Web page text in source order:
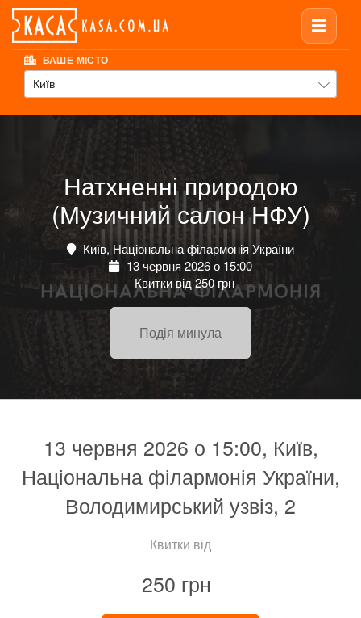
ВАШЕ МІСТО
Київ
Натхненні природою
(Музичний салон НФУ)
Київ, Національна філармонія України
13 червня 2026 о 15:00
Квитки від 250 грн
Подія минула
13 червня 2026 о 15:00, Київ,
Національна філармонія України,
Володимирський узвіз, 2
Квитки від
250 грн